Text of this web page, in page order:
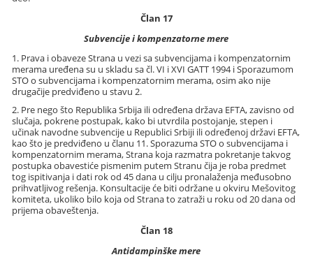
Član 17
Subvencije i kompenzatorne mere
1. Prava i obaveze Strana u vezi sa subvencijama i kompenzatornim
merama uređena su u skladu sa čl. VI i XVI GATT 1994 i Sporazumom
STO o subvencijama i kompenzatornim merama, osim ako nije
drugačije predviđeno u stavu 2.
2. Pre nego što Republika Srbija ili određena država EFTA, zavisno od
slučaja, pokrene postupak, kako bi utvrdila postojanje, stepen i
učinak navodne subvencije u Republici Srbiji ili određenoj državi EFTA,
kao što je predviđeno u članu 11. Sporazuma STO o subvencijama i
kompenzatornim merama, Strana koja razmatra pokretanje takvog
postupka obavestiće pismenim putem Stranu čija je roba predmet
tog ispitivanja i dati rok od 45 dana u cilju pronalaženja međusobno
prihvatljivog rešenja. Konsultacije će biti održane u okviru Mešovitog
komiteta, ukoliko bilo koja od Strana to zatraži u roku od 20 dana od
prijema obaveštenja.
Član 18
Antidampinške mere